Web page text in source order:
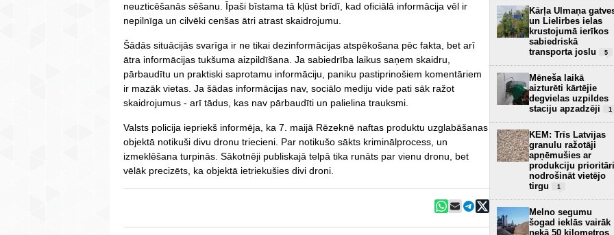
neuzticēšanās sēšanu. Īpaši bīstama tā kļūst brīdī, kad oficiālā informācija vēl ir
nepilnīga un cilvēki cenšas ātri atrast skaidrojumu.
Šādās situācijās svarīga ir ne tikai dezinformācijas atspēkošana pēc fakta, bet arī
ātra informācijas tukšuma aizpildīšana. Ja sabiedrība laikus saņem skaidru,
pārbaudītu un praktiski saprotamu informāciju, paniku pastiprinošiem komentāriem
ir mazāk vietas. Ja šādas informācijas nav, sociālo mediju vide pati sāk ražot
skaidrojumus - arī tādus, kas nav pārbaudīti un palielina trauksmi.
Valsts policija iepriekš informēja, ka 7. maijā Rēzeknē naftas produktu uzglabāšanas
objektā notikuši divu dronu triecieni. Par notikušo sākts kriminālprocess, un
izmeklēšana turpinās. Sākotnēji publiskajā telpā tika runāts par vienu dronu, bet
vēlāk precizēts, ka objektā ietriekušies divi droni.
Kārļa Ulmaņa
un Lielirbes ielas
krustojumā ierīkos
sabiedriskā
transporta joslu
5
Mēneša laikā
aizturēti kārtējie
degvielas uzpildes
staciju apzadzēji
1
KEM: Trīs Latvijas
granulu ražotāji
apņēmušies ar
produkciju prioritāri
nodrošināt vietējo
tirgu
1
Melno segumu
šogad ieklās vairāk
nekā 50 kilometros